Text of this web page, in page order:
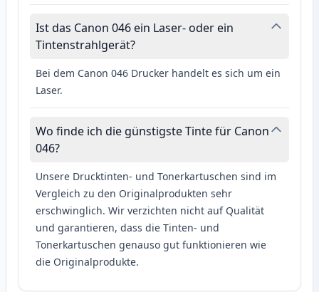
Ist das Canon 046 ein Laser- oder ein
Tintenstrahlgerät?
Bei dem Canon 046 Drucker handelt es sich um ein
Laser.
Wo finde ich die günstigste Tinte für Canon
046?
Unsere Drucktinten- und Tonerkartuschen sind im
Vergleich zu den Originalprodukten sehr
erschwinglich. Wir verzichten nicht auf Qualität
und garantieren, dass die Tinten- und
Tonerkartuschen genauso gut funktionieren wie
die Originalprodukte.